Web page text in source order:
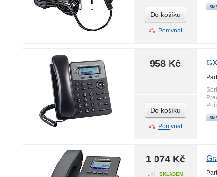
Do košíku
Porovnat
958 Kč
Do košíku
Porovnat
1 074 Kč
SKLADEM